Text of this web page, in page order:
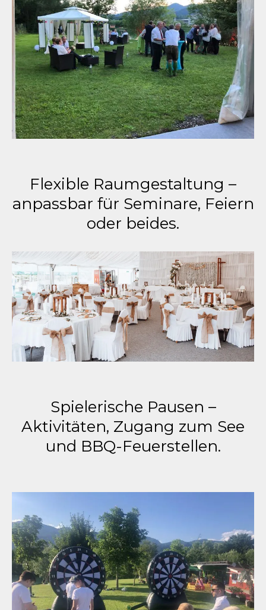
Flexible Raumgestaltung –
anpassbar für Seminare, Feiern
oder beides.
Spielerische Pausen –
Aktivitäten, Zugang zum See
und BBQ-Feuerstellen.